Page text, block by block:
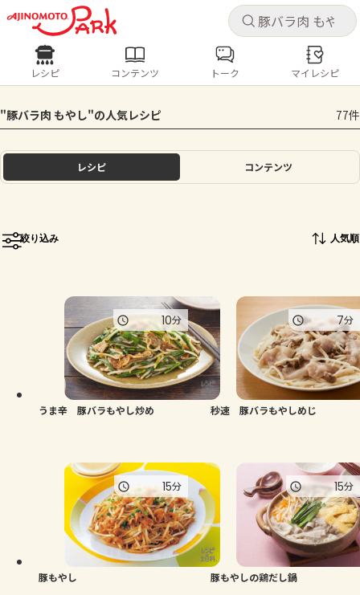
キャ
ログインするとレシピを保存できます
ログイン
ホーム
トーク
よくあるお問い合わせ
お買い物
キャ
レシピ コンテンツ
人気の食材・レシピ
きゅうり なす トマト とうもろこし
ピーマン
レシピ コンテンツ トーク マイレシピ
"豚バラ肉 もやし"の人気レシピ 77件
レシピ コンテンツ
絞り込み 人気順
うま辛 豚バラもやし炒め
10分
秒速 豚バラもやしめじ
7分
豚もやし
15分
豚もやしの鶏だし鍋
15分